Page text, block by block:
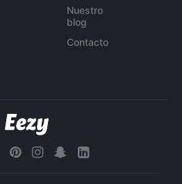
Nuestro
blog
Contacto